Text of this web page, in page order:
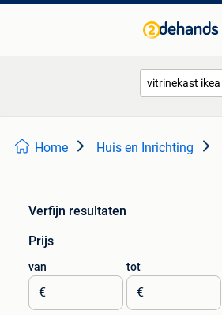
Home Huis en Inrichting
Verfijn resultaten
Prijs
van
€
tot
€